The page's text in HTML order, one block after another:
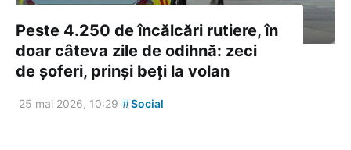
Peste 4.250 de încălcări rutiere, în
doar câteva zile de odihnă: zeci
de șoferi, prinși beți la volan
25 mai 2026, 10:29 #Social